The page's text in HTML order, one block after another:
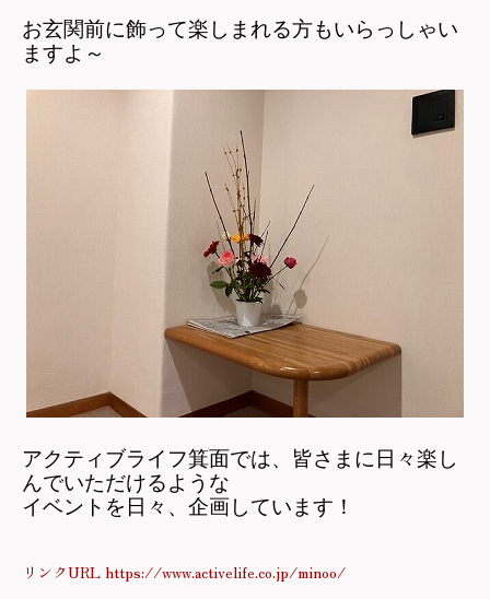
お玄関前に飾って楽しまれる方もいらっしゃい
ますよ～
アクティブライフ箕面では、皆さまに日々楽し
んでいただけるような
イベントを日々、企画しています！
リンクURL https://www.activelife.co.jp/minoo/